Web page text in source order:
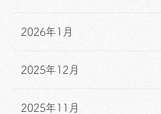
2026年1月
2025年12月
2025年11月